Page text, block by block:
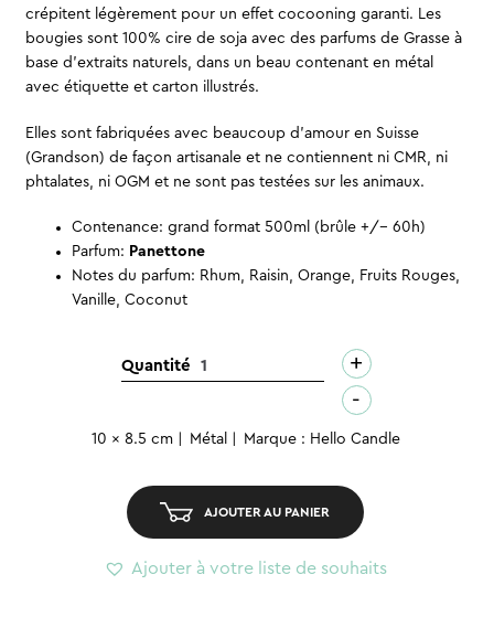
crépitent légèrement pour un effet cocooning garanti. Les
bougies sont 100% cire de soja avec des parfums de Grasse à
base d’extraits naturels, dans un beau contenant en métal
avec étiquette et carton illustrés.
Elles sont fabriquées avec beaucoup d’amour en Suisse
(Grandson) de façon artisanale et ne contiennent ni CMR, ni
phtalates, ni OGM et ne sont pas testées sur les animaux.
Contenance: grand format 500ml (brûle +/- 60h)
Parfum: Panettone
Notes du parfum: Rhum, Raisin, Orange, Fruits Rouges,
Vanille, Coconut
Quantitéquantité
métal
di
M
+
-
10 x 8.5 cm Métal Marque : Hello Candle
AJOUTER AU PANIER
Ajouter à votre liste de souhaits